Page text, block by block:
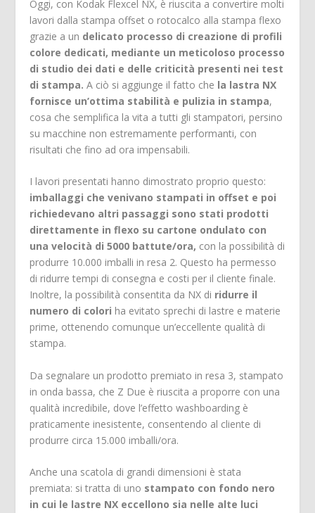
Oggi, con Kodak Flexcel NX, è riuscita a convertire molti
lavori dalla stampa offset o rotocalco alla stampa flexo
grazie a un delicato processo di creazione di profili
colore dedicati, mediante un meticoloso processo
di studio dei dati e delle criticità presenti nei test
di stampa. A ciò si aggiunge il fatto che la lastra NX
fornisce un’ottima stabilità e pulizia in stampa,
cosa che semplifica la vita a tutti gli stampatori, persino
su macchine non estremamente performanti, con
risultati che fino ad ora impensabili.
I lavori presentati hanno dimostrato proprio questo:
imballaggi che venivano stampati in offset e poi
richiedevano altri passaggi sono stati prodotti
direttamente in flexo su cartone ondulato con
una velocità di 5000 battute/ora, con la possibilità di
produrre 10.000 imballi in resa 2. Questo ha permesso
di ridurre tempi di consegna e costi per il cliente finale.
Inoltre, la possibilità consentita da NX di ridurre il
numero di colori ha evitato sprechi di lastre e materie
prime, ottenendo comunque un’eccellente qualità di
stampa.
Da segnalare un prodotto premiato in resa 3, stampato
in onda bassa, che Z Due è riuscita a proporre con una
qualità incredibile, dove l’effetto washboarding è
praticamente inesistente, consentendo al cliente di
produrre circa 15.000 imballi/ora.
Anche una scatola di grandi dimensioni è stata
premiata: si tratta di uno stampato con fondo nero
in cui le lastre NX eccellono sia nelle alte luci